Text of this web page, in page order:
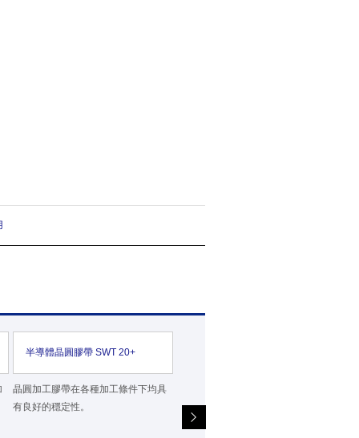
半導體晶圓膠帶 SWT 20+
晶圓加工膠帶在各種加工條件下均具
有良好的穩定性。
工膠帶。